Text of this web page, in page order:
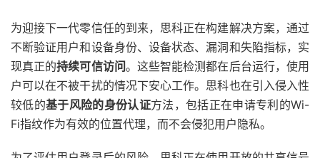
为迎接下一代零信任的到来，思科正在构建解决方案，通过
不断验证用户和设备身份、设备状态、漏洞和失陷指标，实
现真正的持续可信访问。这些智能检测都在后台运行，使用
户可以在不被干扰的情况下安心工作。思科也在引入侵入性
较低的基于风险的身份认证方法，包括正在申请专利的Wi-
Fi指纹作为有效的位置代理，而不会侵犯用户隐私。